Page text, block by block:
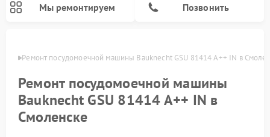
Мы ремонтируем Позвонить
Ремонт посудомоечной машины Bauknecht GSU 81414 A++ IN в
Ремонт посудомоечной машины
Bauknecht GSU 81414 A++ IN в
Смоленске